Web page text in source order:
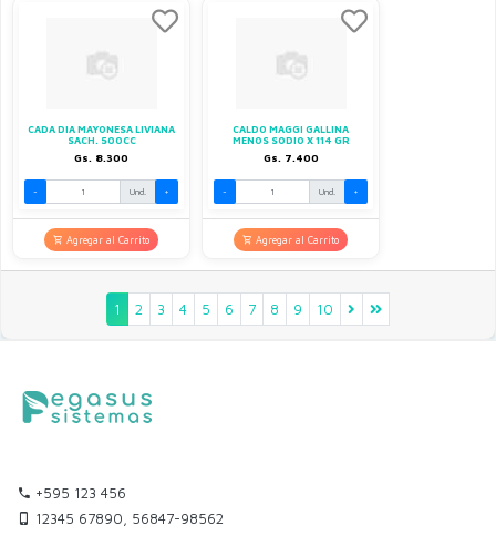
CADA DIA MAYONESA LIVIANA
SACH. 500CC
Gs. 8.300
- Und. +
Agregar al Carrito
CALDO MAGGI GALLINA
MENOS SODIO X 114 GR
Gs. 7.400
- Und. +
Agregar al Carrito
1 2 3 4 5 6 7 8 9 10
+595 123 456
12345 67890, 56847-98562